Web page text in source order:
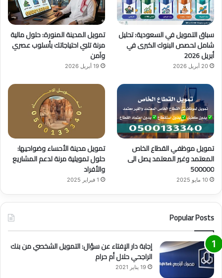
ك
u
b
e
ر
ا
م
سباق التمويل في السعودية: تحليل
شامل لحصص البنوك الكبرى في
أبريل 2026
20 أبريل 2026
تمويل المدينة المنورة: حلول مالية
مرنة تلبي احتياجاتك بأسلوب عصري
وآمن
19 أبريل 2026
تمويل موظفي القطاع الخاص
المعتمد وغير المعتمد يصل الى
500000
10 مايو 2025
تمويل مدينة الأحساء وضواحيها:
حلول تمويلية مرنة لدعم المشاريع
والأفراد
1 فبراير 2025
Popular Posts
إجابة دار الإفتاء عن سؤال: التمويل الشخصي من بنك
الراجحي حلال أم حرام
19 يناير 2021